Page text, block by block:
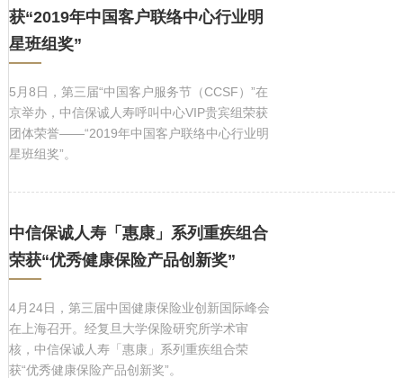
获“2019年中国客户联络中心行业明
星班组奖”
5月8日，第三届“中国客户服务节（CCSF）”在
京举办，中信保诚人寿呼叫中心VIP贵宾组荣获
团体荣誉——“2019年中国客户联络中心行业明
星班组奖”。
中信保诚人寿「惠康」系列重疾组合
荣获“优秀健康保险产品创新奖”
4月24日，第三届中国健康保险业创新国际峰会
在上海召开。经复旦大学保险研究所学术审
核，中信保诚人寿「惠康」系列重疾组合荣
获“优秀健康保险产品创新奖”。